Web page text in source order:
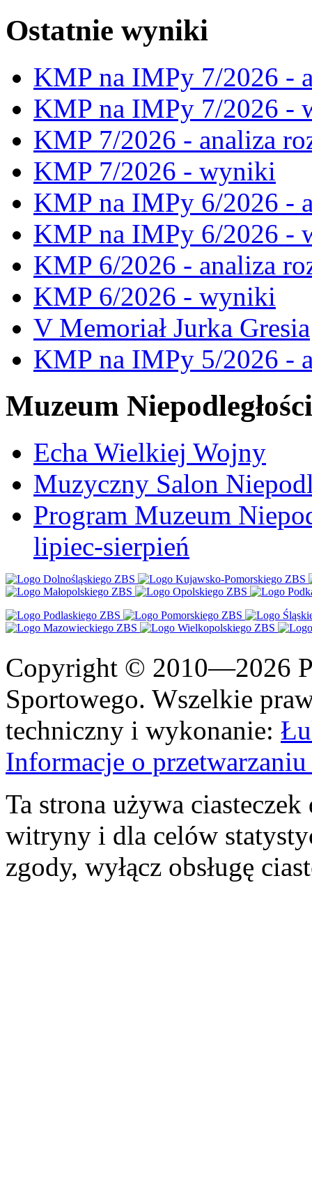
Ostatnie wyniki
KMP na IMPy 7/2026 -
KMP na IMPy 7/2026 -
KMP 7/2026 - analiza
KMP 7/2026 - wyniki
KMP na IMPy 6/2026 -
KMP na IMPy 6/2026 -
KMP 6/2026 - analiza
KMP 6/2026 - wyniki
V Memoriał Jurka Gresia
KMP na IMPy 5/2026 -
Muzeum Niepodległości
Echa Wielkiej Wojny
Muzyczny Salon
Program Muzeum
lipiec-sierpień
Copyright © 2010—2026
Sportowego. Wszelkie
techniczny i wykonanie:
Informacje o
Ta strona używa
witryny i dla celów
zgody, wyłącz obsługę